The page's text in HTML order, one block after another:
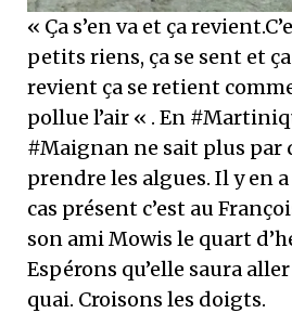
« Ça s’en va et ça
petits riens, ça se sent et
revient ça se retient
pollue l’air « . En
#Maignan ne sait plus par
prendre les algues. Il y en
cas présent c’est au
son ami Mowis le quart
Espérons qu’elle saura
quai. Croisons les doigts.